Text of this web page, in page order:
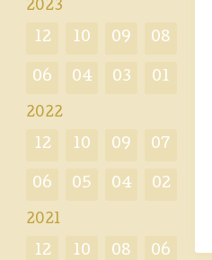
2023
12 10 09 08
06 04 03 01
2022
12 10 09 07
06 05 04 02
2021
12 10 08 06